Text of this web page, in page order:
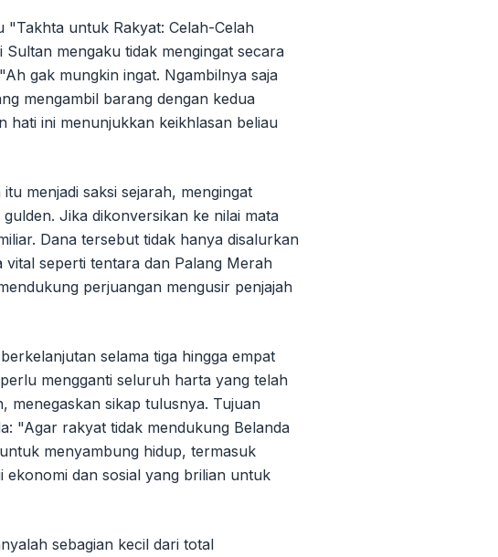
"Takhta untuk Rakyat: Celah-Celah
mengaku tidak mengingat secara
gak mungkin ingat. Ngambilnya saja
mengambil barang dengan kedua
hati ini menunjukkan keikhlasan beliau
menjadi saksi sejarah, mengingat
Jika dikonversikan ke nilai mata
Dana tersebut tidak hanya disalurkan
vital seperti tentara dan Palang Merah
perjuangan mengusir penjajah
selama tiga hingga empat
mengganti seluruh harta yang telah
menegaskan sikap tulusnya. Tujuan
"Agar rakyat tidak mendukung Belanda
menyambung hidup, termasuk
ekonomi dan sosial yang brilian untuk
sebagian kecil dari total